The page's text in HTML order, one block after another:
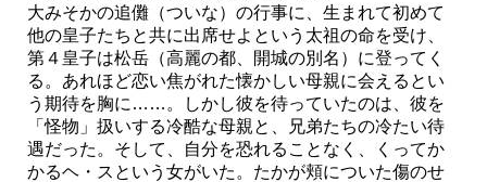
大みそかの追儺（ついな）の行事に、生まれて初めて
他の皇子たちと共に出席せよという太祖の命を受け、
第４皇子は松岳（高麗の都、開城の別名）に登ってく
る。あれほど恋い焦がれた懐かしい母親に会えるとい
う期待を胸に……。しかし彼を待っていたのは、彼を
「怪物」扱いする冷酷な母親と、兄弟たちの冷たい待
遇だった。そして、自分を恐れることなく、くってか
かるヘ・スという女がいた。たかが頬についた傷のせ